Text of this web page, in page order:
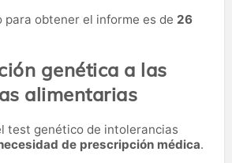
para obtener el informe es de 26
genética a las
alimentarias
test genético de intolerancias
de prescripción médica.